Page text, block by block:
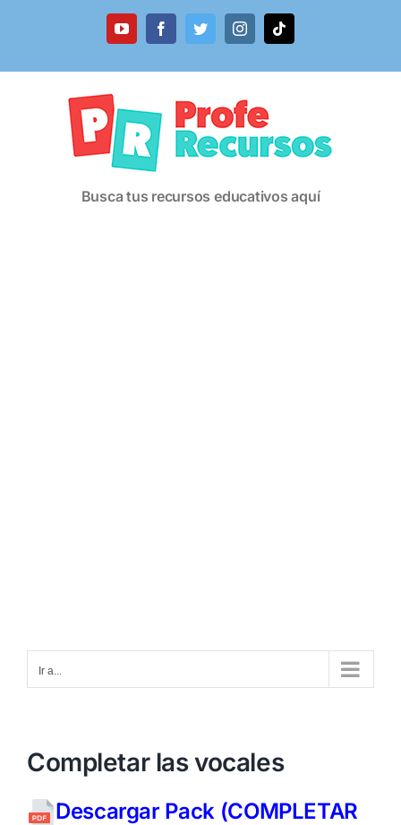
YouTubeFacebookTwitterInstagramTiktok
Busca tus recursos educativos aquí
Ir a...
Completar las vocales
Descargar Pack (COMPLETAR